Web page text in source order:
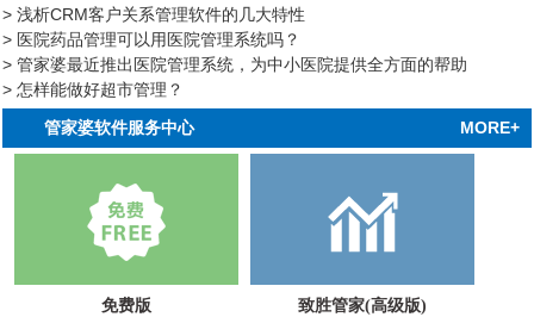
> 浅析CRM客户关系管理软件的几大特性
> 医院药品管理可以用医院管理系统吗？
> 管家婆最近推出医院管理系统，为中小医院提供全方面的帮助
> 怎样能做好超市管理？
管家婆软件服务中心 MORE+
免费版 致胜管家(高级版)